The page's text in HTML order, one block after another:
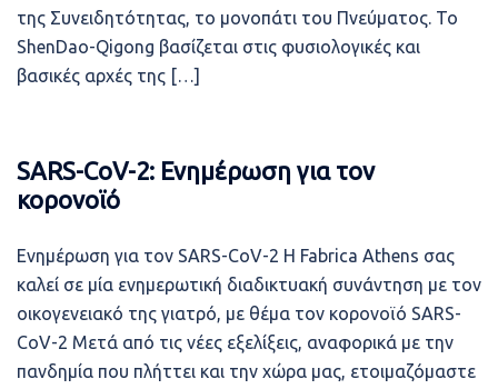
της Συνειδητότητας, το μονοπάτι του Πνεύματος. Το
ShenDao-Qigong βασίζεται στις φυσιολογικές και
βασικές αρχές της […]
SARS-CoV-2: Ενημέρωση για τον
κορονοϊό
Ενημέρωση για τον SARS-CoV-2 Η Fabrica Athens σας
καλεί σε μία ενημερωτική διαδικτυακή συνάντηση με τον
οικογενειακό της γιατρό, με θέμα τον κορονοϊό SARS-
CoV-2 Μετά από τις νέες εξελίξεις, αναφορικά με την
πανδημία που πλήττει και την χώρα μας, ετοιμαζόμαστε